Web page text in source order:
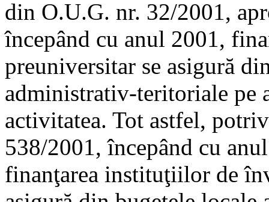
din O.U.G. nr. 32/2001,
începând cu anul 2001,
preuniversitar se asigură
administrativ-teritoriale pe
activitatea. Tot astfel,
538/2001, începând cu
finanţarea instituţiilor de